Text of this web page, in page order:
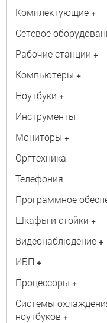
Комплектующие +
Сетевое
Рабочие станции +
Компьютеры +
Ноутбуки +
Инструменты
Мониторы +
Оргтехника
Телефония
Программное
Шкафы и стойки +
Видеонаблюдение +
ИБП +
Процессоры +
Системы
ноутбуков +